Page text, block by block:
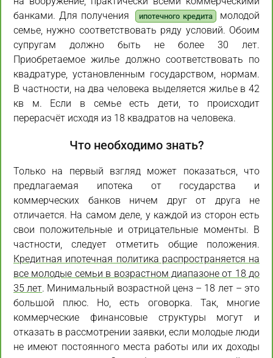
банками. Для получения
ипотечного кредита молодой
семье, нужно соответствовать ряду условий. Обоим
супругам должно быть не более 30 лет.
Приобретаемое жилье должно соответствовать по
квадратуре, установленным государством, нормам.
В частности, на два человека выделяется жилье в 42
кв м. Если в семье есть дети, то происходит
перерасчёт исходя из 18 квадратов на человека.
Что необходимо знать?
Только на первый взгляд может показаться, что
предлагаемая ипотека от государства и
коммерческих банков ничем друг от друга не
отличается. На самом деле, у каждой из сторон есть
свои положительные и отрицательные моменты. В
частности, следует отметить общие положения.
Кредитная ипотечная политика распространяется на
все молодые семьи в возрастном диапазоне от 18 до
35 лет. Минимальный возрастной ценз – 18 лет – это
большой плюс. Но, есть оговорка. Так, многие
коммерческие финансовые структуры могут и
отказать в рассмотрении заявки, если молодые люди
не имеют постоянного места работы или их доходы